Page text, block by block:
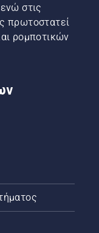
στις
πρωτοστατεί
ρομποτικών